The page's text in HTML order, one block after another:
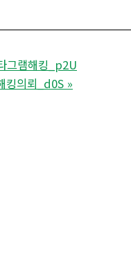
그램해킹_p2U
킹의뢰_d0S »